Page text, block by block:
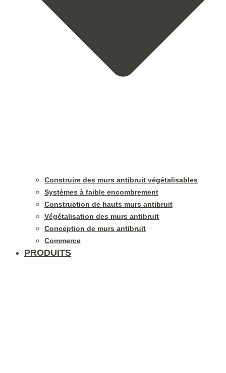
Construire des murs antibruit végétalisables
Systèmes à faible encombrement
Construction de hauts murs antibruit
Végétalisation des murs antibruit
Conception de murs antibruit
Commerce
PRODUITS